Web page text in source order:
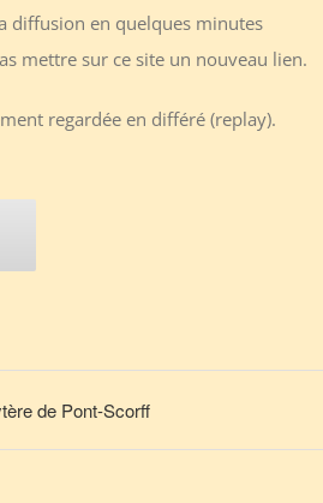
diffusion en quelques minutes
mettre sur ce site un nouveau lien.
regardée en différé (replay).
de Pont-Scorff